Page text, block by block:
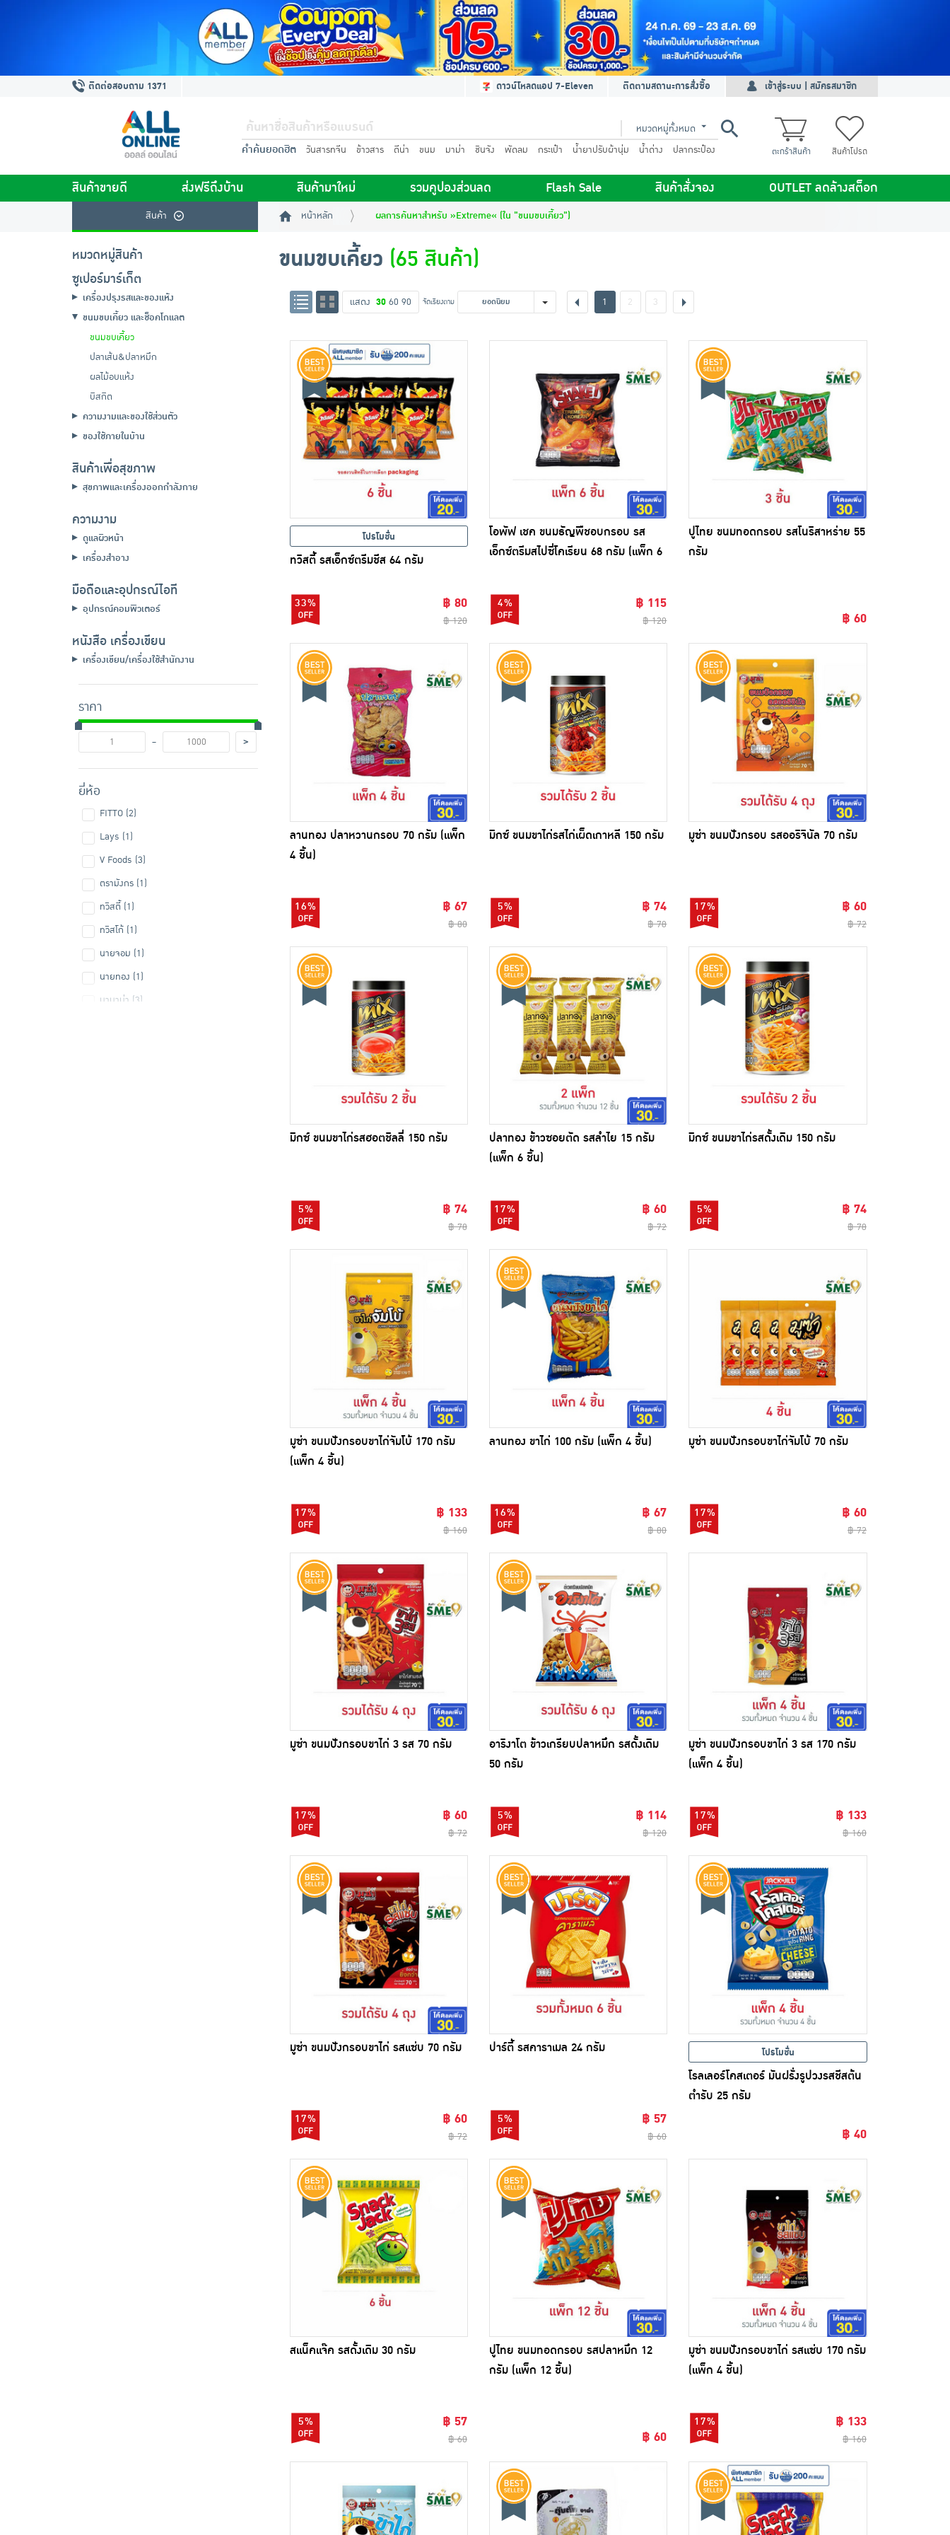
ติดต่อสอบถาม 1371 ดาวน์โหลดแอป 7-Eleven ติดตามสถานะการสั่งซื้อ เข้าสู่ระบบ | สมัครสมาชิก
หมวดหมู่ทั้งหมด
คำค้นยอดฮิต วันสารทจีน ข้าวสาร ดีน่า ขนม มาม่า ชินจัง พัดลม กระเป๋า น้ำยาปรับผ้านุ่ม น้ำด่าง ปลากระป๋อง ตะกร้าสินค้า สินค้าโปรด
สินค้าขายดี ส่งฟรีถึงบ้าน สินค้ามาใหม่ รวมคูปองส่วนลด Flash Sale สินค้าสั่งจอง OUTLET ลดล้างสต็อก
สินค้า หน้าหลัก ผลการค้นหาสำหรับ »Extreme« (ใน "ขนมขบเคี้ยว")
หมวดหมู่สินค้า
ซูเปอร์มาร์เก็ต
เครื่องปรุงรสและของแห้ง
ขนมขบเคี้ยว และช็อคโกแลต
ขนมขบเคี้ยว
ปลาเส้น&ปลาหมึก
ผลไม้อบแห้ง
บิสกิต
ความงามและของใช้ส่วนตัว
ของใช้ภายในบ้าน
สินค้าเพื่อสุขภาพ
สุขภาพและเครื่องออกกำลังกาย
ความงาม
ดูแลผิวหน้า
เครื่องสำอาง
มือถือและอุปกรณ์ไอที
อุปกรณ์คอมพิวเตอร์
หนังสือ เครื่องเขียน
เครื่องเขียน/เครื่องใช้สำนักงาน
ราคา
-
>
ยี่ห้อ
FITTO (2)
Lays (1)
V Foods (3)
ตรามังกร (1)
ทวิสตี้ (1)
ทวิสโก้ (1)
นายจอม (1)
นายทอง (1)
บานาน่า (3)
ขนมขบเคี้ยว (65 สินค้า)
แสดง 30 60 90 จัดเรียงตาม ยอดนิยม 1 2 3
โปรโมชั่น
ทวิสตี้ รสเอ็กซ์ตรีมชีส 64 กรัม
33% ฿ 80
฿ 120
โอพัฟ เชค ขนมธัญพืชอบกรอบ รส
เอ็กซ์ตรีมสไปซี่โคเรียน 68 กรัม (แพ็ก 6
4% ฿ 115
฿ 120
ปูไทย ขนมทอดกรอบ รสโนริสาหร่าย 55
กรัม
฿ 60
ลานทอง ปลาหวานกรอบ 70 กรัม (แพ็ก
4 ชิ้น)
16% ฿ 67
฿ 80
มิกซ์ ขนมขาไก่รสไก่เผ็ดเกาหลี 150 กรัม
5% ฿ 74
฿ 78
มูซ่า ขนมปังกรอบ รสออริจินัล 70 กรัม
17% ฿ 60
฿ 72
มิกซ์ ขนมขาไก่รสฮอตชิลลี่ 150 กรัม
5% ฿ 74
฿ 78
ปลาทอง ข้าวซอยตัด รสลำไย 15 กรัม
(แพ็ก 6 ชิ้น)
17% ฿ 60
฿ 72
มิกซ์ ขนมขาไก่รสดั้งเดิม 150 กรัม
5% ฿ 74
฿ 78
มูซ่า ขนมปังกรอบขาไก่จัมโบ้ 170 กรัม
(แพ็ก 4 ชิ้น)
17% ฿ 133
฿ 160
ลานทอง ขาไก่ 100 กรัม (แพ็ก 4 ชิ้น)
16% ฿ 67
฿ 80
มูซ่า ขนมปังกรอบขาไก่จัมโบ้ 70 กรัม
17% ฿ 60
฿ 72
มูซ่า ขนมปังกรอบขาไก่ 3 รส 70 กรัม
17% ฿ 60
฿ 72
อาริงาโต ข้าวเกรียบปลาหมึก รสดั้งเดิม
50 กรัม
5% ฿ 114
฿ 120
มูซ่า ขนมปังกรอบขาไก่ 3 รส 170 กรัม
(แพ็ก 4 ชิ้น)
17% ฿ 133
฿ 160
มูซ่า ขนมปังกรอบขาไก่ รสแซ่บ 70 กรัม
17% ฿ 60
฿ 72
ปาร์ตี้ รสคาราเมล 24 กรัม
5% ฿ 57
฿ 60
โปรโมชั่น
โรลเลอร์โคสเตอร์ มันฝรั่งรูปวงรสชีสต้น
ตำรับ 25 กรัม
฿ 40
สแน็คแจ๊ค รสดั้งเดิม 30 กรัม
5% ฿ 57
฿ 60
ปูไทย ขนมทอดกรอบ รสปลาหมึก 12
กรัม (แพ็ก 12 ชิ้น)
฿ 60
มูซ่า ขนมปังกรอบขาไก่ รสแซ่บ 170 กรัม
(แพ็ก 4 ชิ้น)
17% ฿ 133
฿ 160